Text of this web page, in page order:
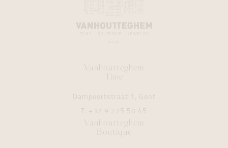
Vanhoutteghem
Time
Dampoortstraat 1, Gent
T. +32 9 225 50 45
Vanhoutteghem
Boutique